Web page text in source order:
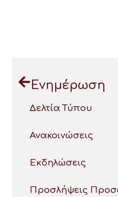
Ενημέρωση
Δελτία Τύπου
Ανακοινώσεις
Εκδηλώσεις
Προσλήψεις